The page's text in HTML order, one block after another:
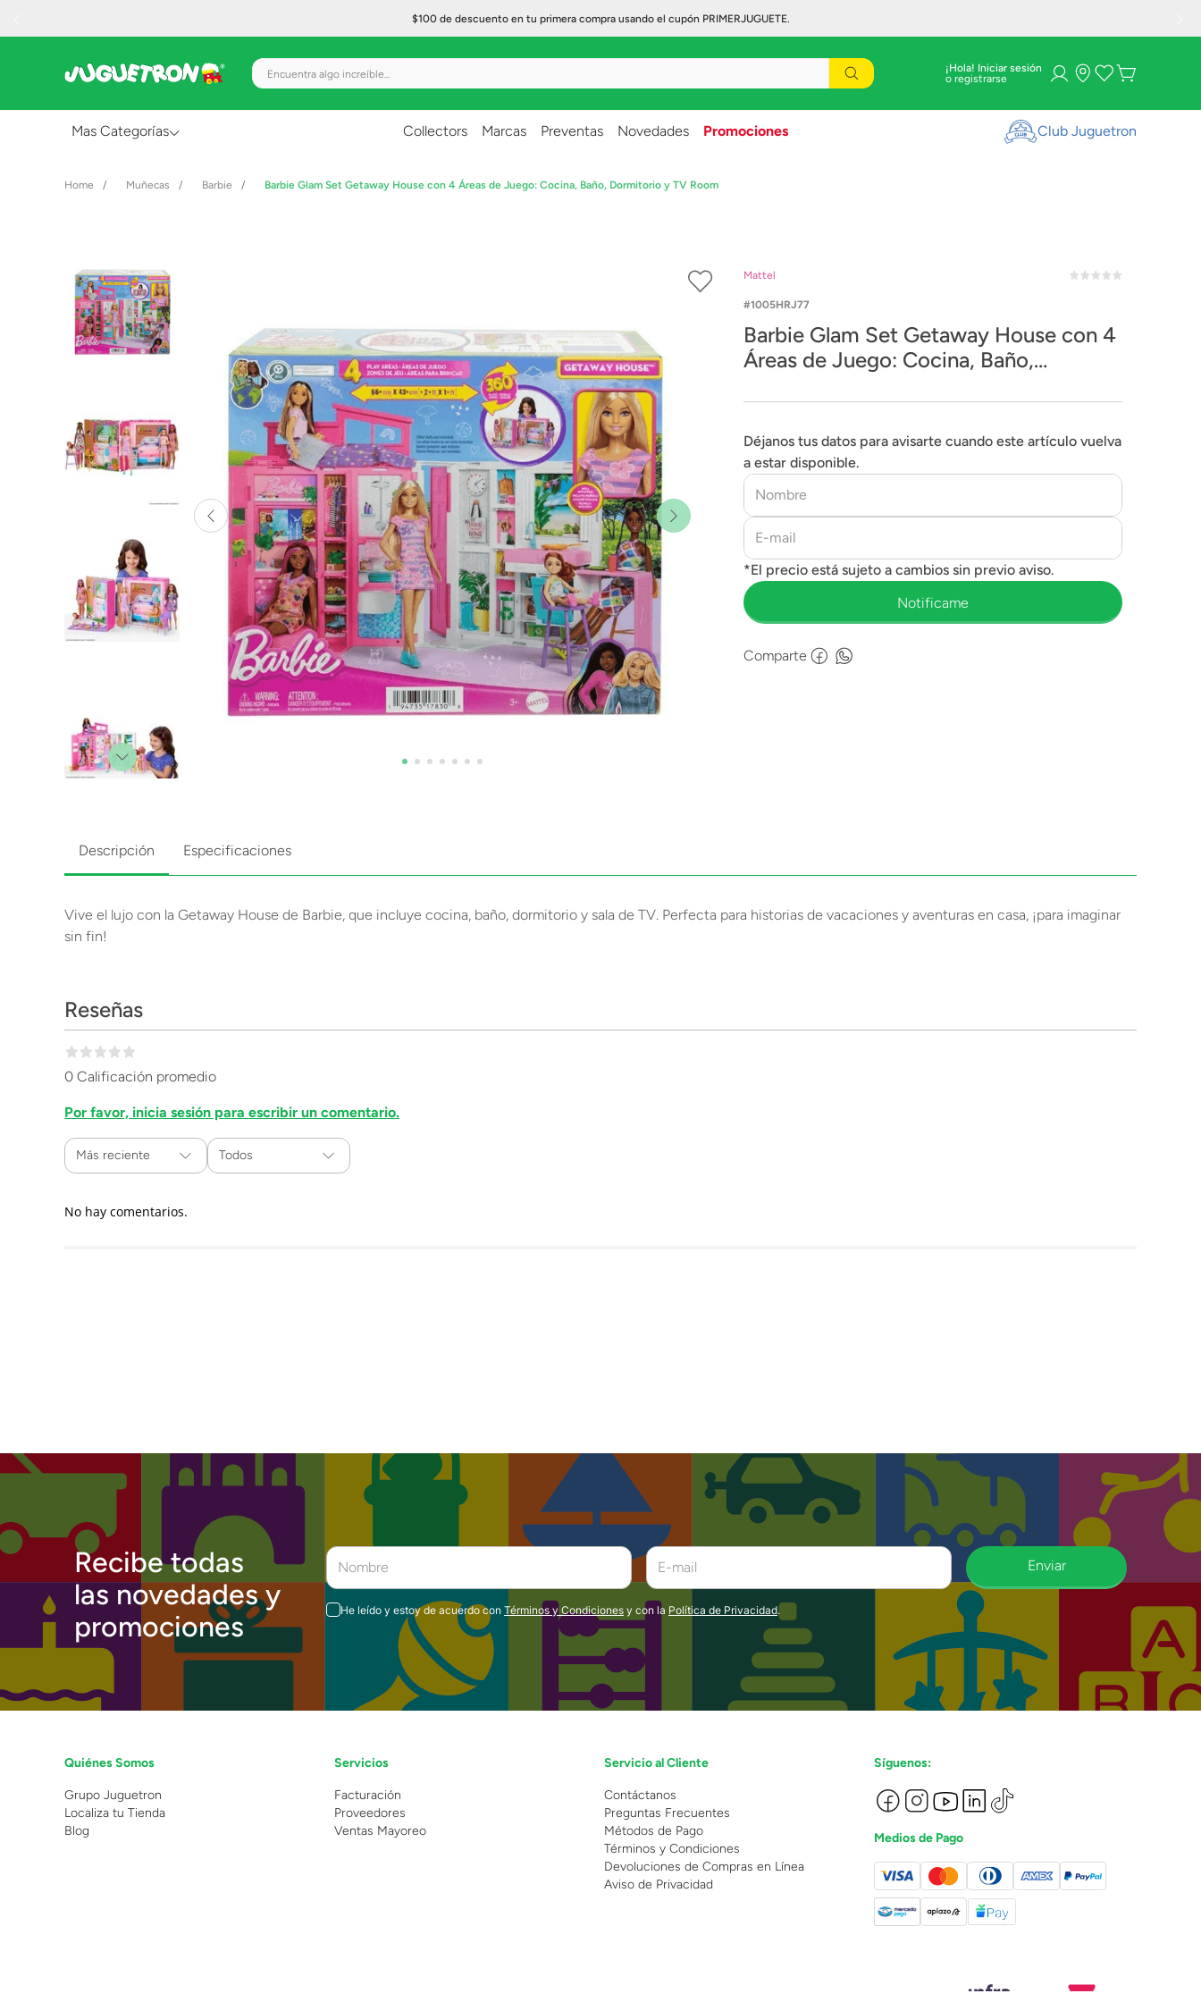
$100 de descuento en tu primera compra usando el cupón PRIMERJUGUETE.
Encuentra algo increíble... ¡Hola! Iniciar sesión
Mas Categorías
Creatividad y Arte
Figuras de Acción
Gadgets y Electrónicos
Lanzadores
Muñecas
Vehículos y Pistas
Collectors Marcas Preventas Novedades Promociones Club Juguetron
Muñecas Barbie Barbie Glam Set Getaway House con 4 Áreas de Juego: Cocina, Baño, Dormitorio y TV Room
Mattel
1005HRJ77
Barbie Glam Set Getaway House con 4
Áreas de Juego: Cocina, Baño,
Déjanos tus datos para avisarte cuando este artículo vuelva
a estar disponible.
Comparte
Descripción Especificaciones
Vive el lujo con la Getaway House de Barbie, que incluye cocina, baño, dormitorio y sala de TV. Perfecta para historias de vacaciones y aventuras en casa, ¡para imaginar
sin fin!
Reseñas
0 Calificación promedio
Por favor, inicia sesión para escribir un comentario.
Más reciente Todos
No hay comentarios.
Recibe todas
las novedades y
promociones
Enviar
He leído y estoy de acuerdo con Términos y Condiciones y con la Política de Privacidad.
Quiénes Somos
Grupo Juguetron
Localiza tu Tienda
Blog
Servicios
Facturación
Proveedores
Ventas Mayoreo
Servicio al Cliente
Contáctanos
Preguntas Frecuentes
Métodos de Pago
Términos y Condiciones
Devoluciones de Compras en Línea
Aviso de Privacidad
Síguenos:
Medios de Pago